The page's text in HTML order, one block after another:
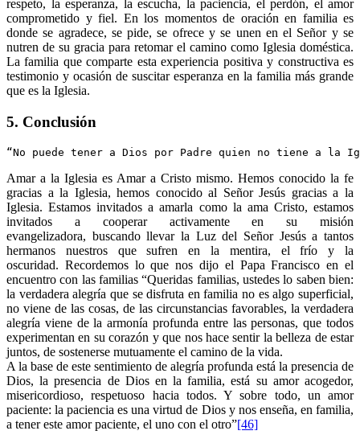
respeto, la esperanza, la escucha, la paciencia, el perdón, el amor
comprometido y fiel. En los momentos de oración en familia es
donde se agradece, se pide, se ofrece y se unen en el Señor y se
nutren de su gracia para retomar el camino como Iglesia doméstica.
La familia que comparte esta experiencia positiva y constructiva es
testimonio y ocasión de suscitar esperanza en la familia más grande
que es la Iglesia.
5. Conclusión
“No puede tener a Dios por Padre quien no tiene a la
Amar a la Iglesia es Amar a Cristo mismo. Hemos conocido la fe
gracias a la Iglesia, hemos conocido al Señor Jesús gracias a la
Iglesia. Estamos invitados a amarla como la ama Cristo, estamos
invitados a cooperar activamente en su misión
evangelizadora, buscando llevar la Luz del Señor Jesús a tantos
hermanos nuestros que sufren en la mentira, el frío y la
oscuridad. Recordemos lo que nos dijo el Papa Francisco en el
encuentro con las familias “Queridas familias, ustedes lo saben bien:
la verdadera alegría que se disfruta en familia no es algo superficial,
no viene de las cosas, de las circunstancias favorables, la verdadera
alegría viene de la armonía profunda entre las personas, que todos
experimentan en su corazón y que nos hace sentir la belleza de estar
juntos, de sostenerse mutuamente el camino de la vida.
A la base de este sentimiento de alegría profunda está la presencia de
Dios, la presencia de Dios en la familia, está su amor acogedor,
misericordioso, respetuoso hacia todos. Y sobre todo, un amor
paciente: la paciencia es una virtud de Dios y nos enseña, en familia,
a tener este amor paciente, el uno con el otro”[46]